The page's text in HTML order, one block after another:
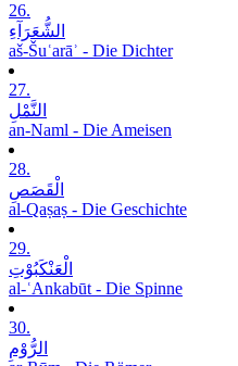
26.
الشُّعَرَآءِ
aš-Šuʿarāʾ - Die Dichter
27.
النَّمْلِ
an-Naml - Die Ameisen
28.
الْقَصَصِ
al-Qaṣaṣ - Die Geschichte
29.
الْعَنْکَبُوْتِ
al-ʿAnkabūt - Die Spinne
30.
الرُّوْمِ